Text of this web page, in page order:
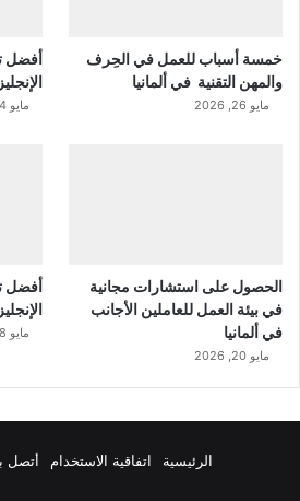
خمسة أسباب للعمل في الحِرف
والمهن التقنية في ألمانيا
مايو 26, 2026
أفضل
مايو 24, 2026
الحصول على استشارات مجانية
في بيئة العمل للعاملين الأجانب
في ألمانيا
مايو 20, 2026
أفضل
مايو 18, 2026
الرئيسية اتفاقية الاستخدام أتصل